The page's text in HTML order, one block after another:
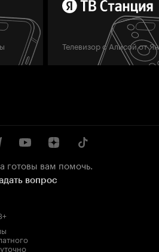
Телевизор с Алисой от
готовы вам помочь.
вопрос